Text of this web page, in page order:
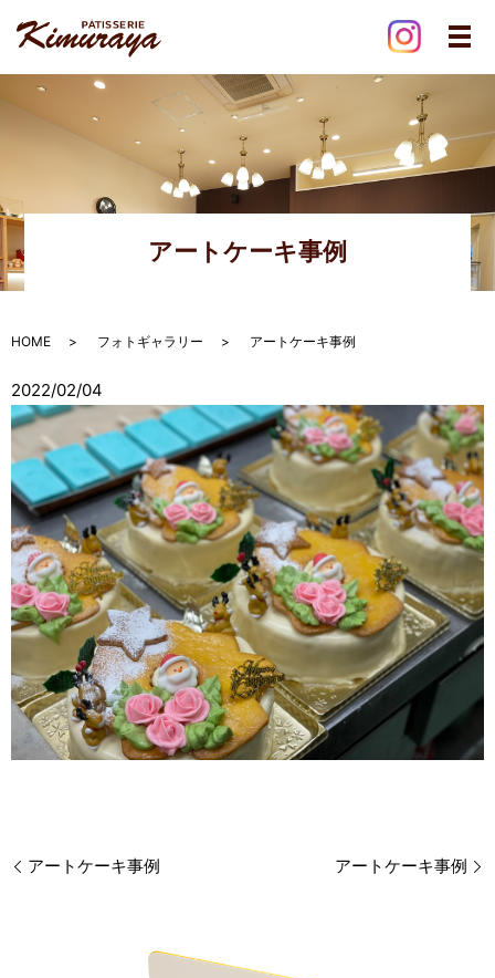
メ
アートケーキ事例
HOME フォトギャラリー アートケーキ事例
2022/02/04
アートケーキ事例 アートケーキ事例